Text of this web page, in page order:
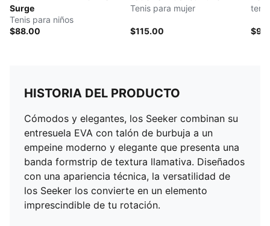
Surge
Tenis para niños
$88.00
Tenis para mujer
$115.00
HISTORIA DEL PRODUCTO
Cómodos y elegantes, los Seeker combinan su
entresuela EVA con talón de burbuja a un
empeine moderno y elegante que presenta una
banda formstrip de textura llamativa. Diseñados
con una apariencia técnica, la versatilidad de
los Seeker los convierte en un elemento
imprescindible de tu rotación.